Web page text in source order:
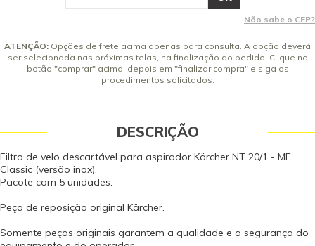
Não sabe o CEP?
ATENÇÃO: Opções de frete acima apenas para consulta. A opção deverá
ser selecionada nas próximas telas, na finalização do pedido. Clique no
botão "comprar" acima, depois em "finalizar compra" e siga os
procedimentos solicitados.
DESCRIÇÃO
Filtro de velo descartável para aspirador Kärcher NT 20/1 - ME
Classic (versão inox).
Pacote com 5 unidades.
Peça de reposição original Kärcher.
Somente peças originais garantem a qualidade e a segurança do